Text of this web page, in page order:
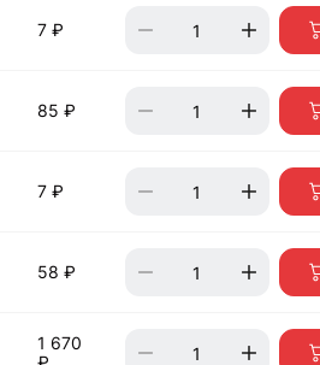
7 ₽
85 ₽
7 ₽
58 ₽
1 670